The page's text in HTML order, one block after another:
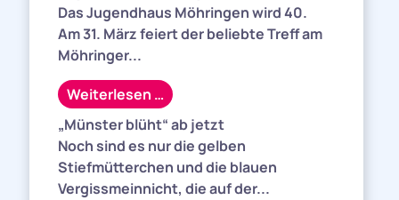
Das Jugendhaus Möhringen wird 40.
Am 31. März feiert der beliebte Treff am
Möhringer...
Weiterlesen …
„Münster blüht“ ab jetzt
Noch sind es nur die gelben
Stiefmütterchen und die blauen
Vergissmeinnicht, die auf der...